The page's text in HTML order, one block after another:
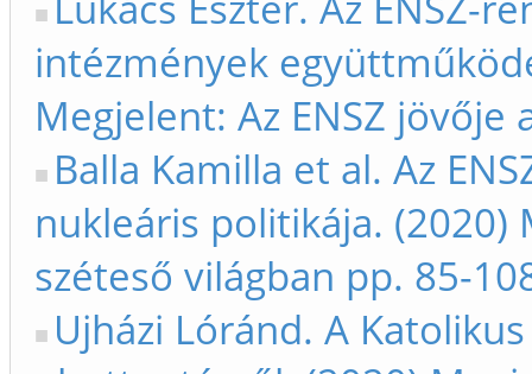
intézmények
Megjelent: Az ENSZ
Balla Kamilla et al. Az
nukleáris politikája. (2020)
széteső világban pp. 85-
Ujházi Lóránd. A